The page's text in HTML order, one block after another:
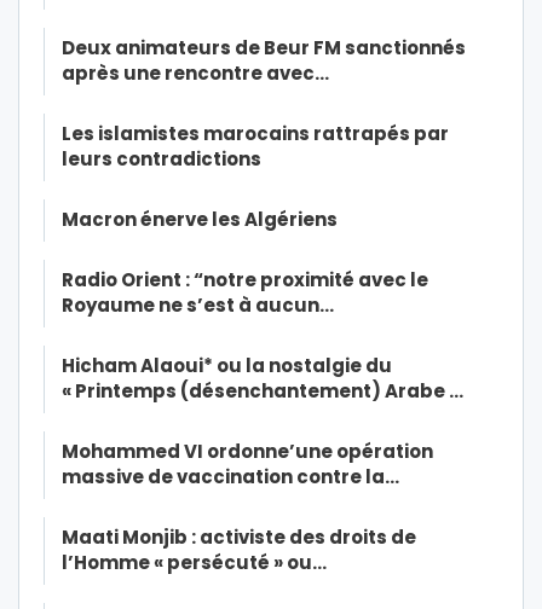
Deux animateurs de Beur FM sanctionnés
après une rencontre avec…
Les islamistes marocains rattrapés par
leurs contradictions
Macron énerve les Algériens
Radio Orient : “notre proximité avec le
Royaume ne s’est à aucun…
Hicham Alaoui* ou la nostalgie du
« Printemps (désenchantement) Arabe …
Mohammed VI ordonne’une opération
massive de vaccination contre la…
Maati Monjib : activiste des droits de
l’Homme « persécuté » ou…